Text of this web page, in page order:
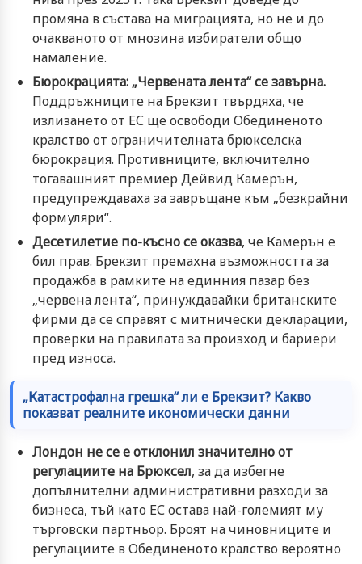
промяна в състава на миграцията, но не и до
очакваното от мнозина избиратели общо
намаление.
Бюрокрацията: „Червената лента“ се завърна.
Поддръжниците на Брекзит твърдяха, че
излизането от ЕС ще освободи Обединеното
кралство от ограничителната брюкселска
бюрокрация. Противниците, включително
тогавашният премиер Дейвид Камерън,
предупреждаваха за завръщане към „безкрайни
формуляри“.
Десетилетие по-късно се оказва, че Камерън е
бил прав. Брекзит премахна възможността за
продажба в рамките на единния пазар без
„червена лента“, принуждавайки британските
фирми да се справят с митнически декларации,
проверки на правилата за произход и бариери
пред износа.
„Катастрофална грешка“ ли е Брекзит? Какво
показват реалните икономически данни
Лондон не се е отклонил значително от
регулациите на Брюксел, за да избегне
допълнителни административни разходи за
бизнеса, тъй като ЕС остава най-големият му
търговски партньор. Броят на чиновниците и
регулациите в Обединеното кралство вероятно